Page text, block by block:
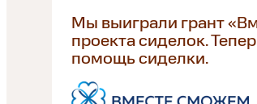
Мы выиграли грант
проекта сиделок.
помощь сиделки.